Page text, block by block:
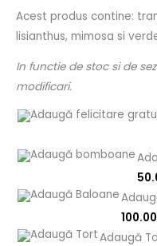
Acest produs contine:
lisianthus, mimosa si
In functie de stoc si de
modificari.
100.00
Adaugă